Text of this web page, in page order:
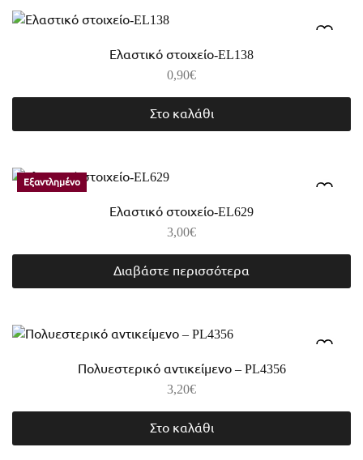
Ελαστικό στοιχείο-EL138
0,90€
Στο καλάθι
Εξαντλημένο
Ελαστικό στοιχείο-EL629
3,00€
Διαβάστε περισσότερα
Πολυεστερικό αντικείμενο – PL4356
3,20€
Στο καλάθι